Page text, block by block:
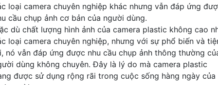
loại camera chuyên nghiệp khác nhưng vẫn đáp ứng
cầu chụp ảnh cơ bản của người dùng.
dù chất lượng hình ảnh của camera plastic không cao
loại camera chuyên nghiệp, nhưng với sự phổ biến và
nó vẫn đáp ứng được nhu cầu chụp ảnh thông thường
dùng không chuyên. Đây là lý do mà camera plastic
được sử dụng rộng rãi trong cuộc sống hàng ngày của